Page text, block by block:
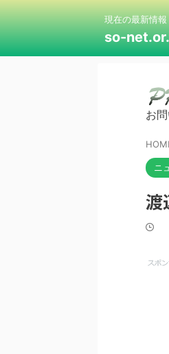
現在の最新情
so-
お
ニ
渡